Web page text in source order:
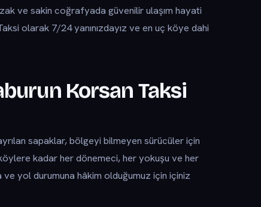
ve sakin coğrafyada güvenilir ulaşım hayati
olarak 7/24 yanınızdayız ve en uç köye dahi
Korsan Taksi
sapaklar, bölgeyi bilmeyen sürücüler için
kadar her dönemeci, her yokuşu ve her
ve yol durumuna hâkim olduğumuz için içiniz